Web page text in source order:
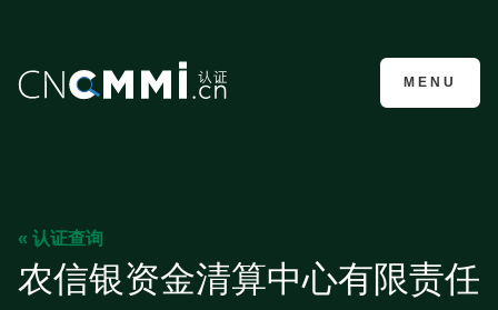
CMMI认证咨询
MENU
« 认证查询
农信银资金清算中心有限责任